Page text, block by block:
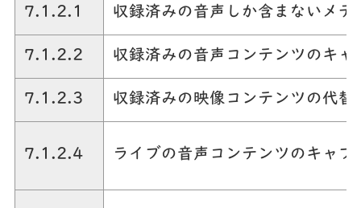
7.1.2.1 収録済みの音声しか含まないメ
7.1.2.2 収録済みの音声コンテンツのキ
7.1.2.3 収録済みの映像コンテンツの代
7.1.2.4 ライブの音声コンテンツのキャ